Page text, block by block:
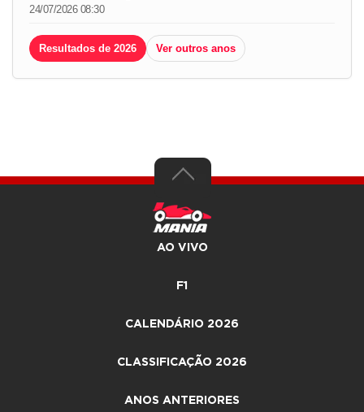
24/07/2026 08:30
Resultados de 2026 Ver outros anos
AO VIVO
F1
CALENDÁRIO 2026
CLASSIFICAÇÃO 2026
ANOS ANTERIORES